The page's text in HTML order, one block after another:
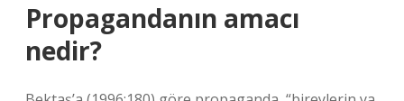
Propagandanın amacı
nedir?